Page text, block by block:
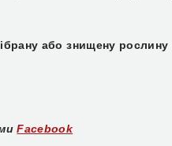
або знищену
Facebook